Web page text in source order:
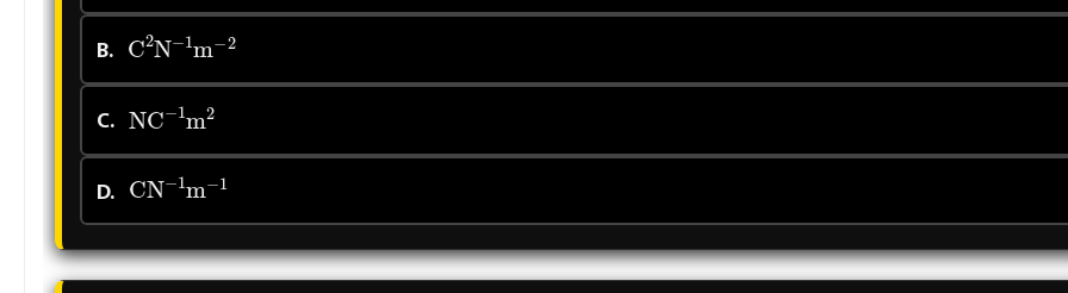
B. C2N− 1m 2
C. NC− m 2
D. CN−1m−1